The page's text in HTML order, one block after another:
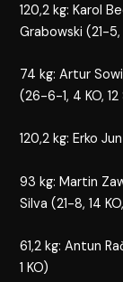
120,2 kg: Karol
Grabowski (21-5,
74 kg: Artur
(26-6-1, 4 KO, 12
120,2 kg: Erko
93 kg: Martin
Silva (21-8, 14
61,2 kg: Antun
1 KO)